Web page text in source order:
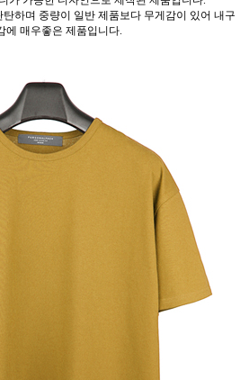
하며 중량이 일반 제품보다 무게감이 있어 내구
에 매우좋은 제품입니다.